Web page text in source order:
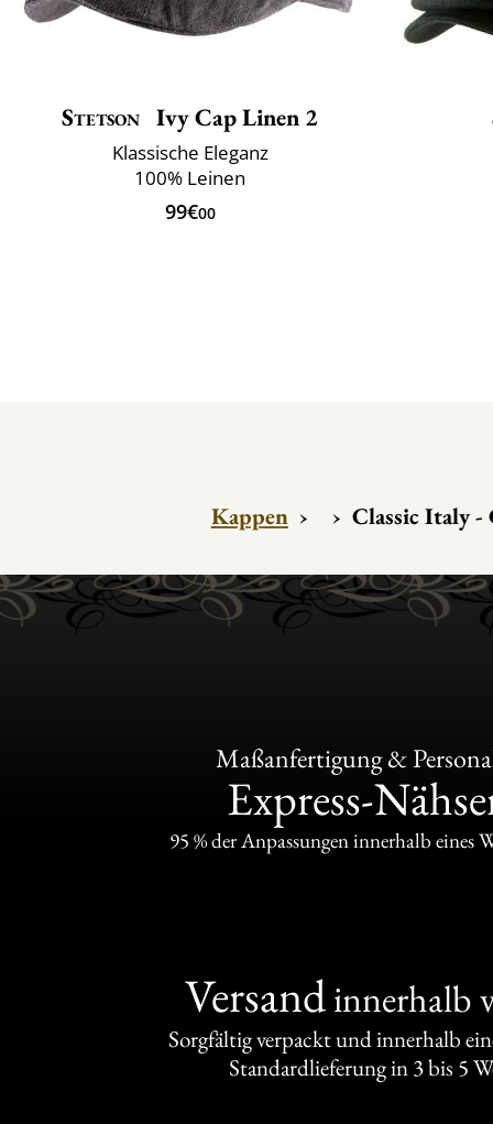
Stetson Ivy Cap Linen 2
Klassische Eleganz
100% Leinen
99€00
Kappen › › Classic Italy -
Maßanfertigung &
Express-
95 % der Anpassungen innerhalb eines
Versandinnerhalb
Sorgfältig verpackt und innerhalb
Standardlieferung in 3 bis 5